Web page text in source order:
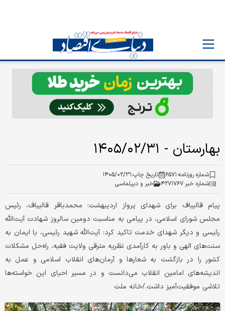
بهارستان - ۱۴۰۵/۰۲/۳۱
شماره روزنامه:۶۵۷۱ تاریخ چاپ:۱۴۰۵/۰۲/۳۱
شماره خبر:۴۲۷۱۷۶۷ خبر و دیپلماسی
پیام قالیباف برای شهدای پرواز اردیبهشت: محمدباقر قالیباف، رئیس
مجلس شورای اسلامی، در پیامی به مناسبت دومین سالروز شهادت آیت‌الله
رئیسی و دیگر شهدای خدمت تاکید کرد: آیت‌الله شهید رئیسی، با ایمان به
سنت‌های الهی و باور به کارآمدی نظریه مترقی ولایت فقیه، راه‌حل مشکلات
کشور را در بازگشت به شعارها و آرمان‌های انقلاب اسلامی و عمل به
اندیشه‌های امامین انقلاب می‌دانست و در مسیر احیای این خواسته‌ها
تلاشی موفقیت‌آمیز داشت./خانه ملت